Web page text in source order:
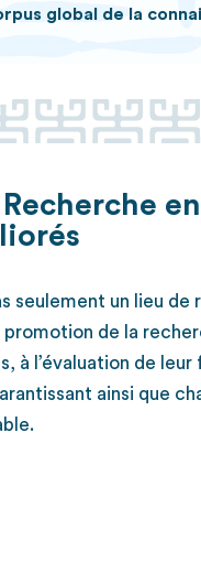
global de la
seulement un lieu
de la
à l’évaluation de
ainsi que